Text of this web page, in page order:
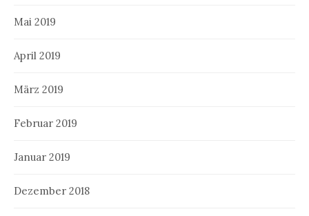
Mai 2019
April 2019
März 2019
Februar 2019
Januar 2019
Dezember 2018